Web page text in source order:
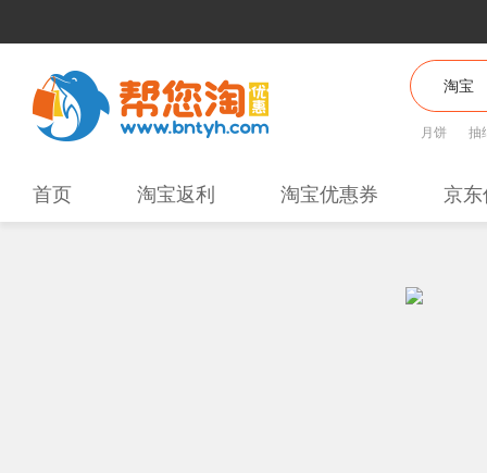
月饼 抽
首页 淘宝返利 淘宝优惠券 京东